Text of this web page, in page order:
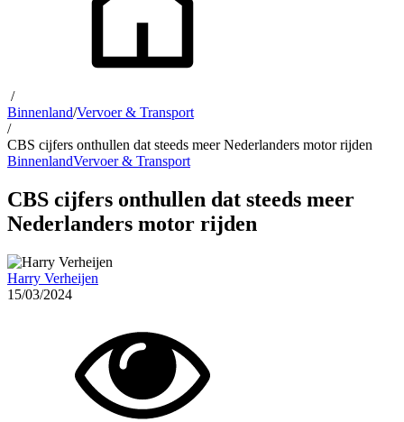
/
Binnenland/Vervoer & Transport
/
CBS cijfers onthullen dat steeds meer Nederlanders motor rijden
BinnenlandVervoer & Transport
CBS cijfers onthullen dat steeds meer
Nederlanders motor rijden
Harry Verheijen
15/03/2024